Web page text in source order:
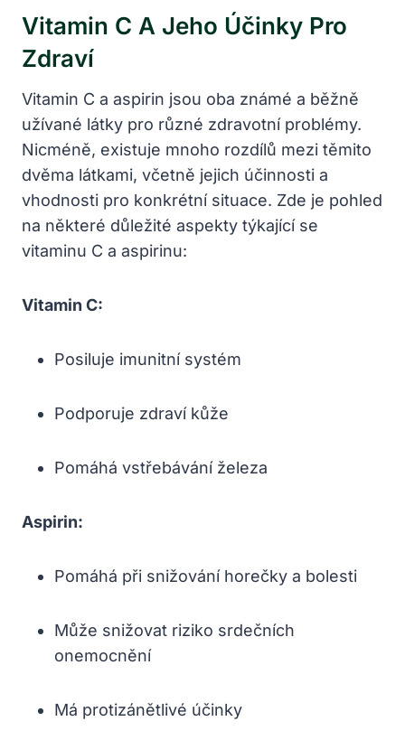
Vitamin C A Jeho Účinky Pro
Zdraví
Vitamin C a aspirin jsou oba známé a běžně
užívané látky pro různé zdravotní problémy.
Nicméně, existuje mnoho rozdílů mezi těmito
dvěma látkami, včetně jejich účinnosti a
vhodnosti pro konkrétní situace. Zde je pohled
na některé důležité aspekty týkající se
vitaminu C a aspirinu:
Vitamin C:
Posiluje imunitní systém
Podporuje zdraví kůže
Pomáhá vstřebávání železa
Aspirin:
Pomáhá při snižování horečky a bolesti
Může snižovat riziko srdečních
onemocnění
Má protizánětlivé účinky